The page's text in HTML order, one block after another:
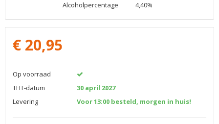
Alcoholpercentage
4,40%
€ 20,95
Op voorraad
THT-datum
30 april 2027
Levering
Voor 13:00 besteld, morgen in huis!